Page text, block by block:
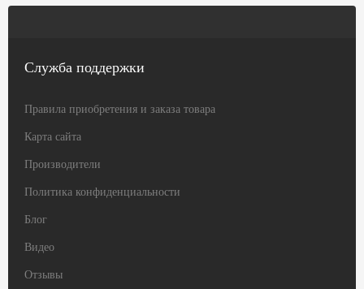
Служба поддержки
Правила приобретения и заказа товара
Карта сайта
Производители
Политика конфиденциальности
Блог
Видео
Отзывы